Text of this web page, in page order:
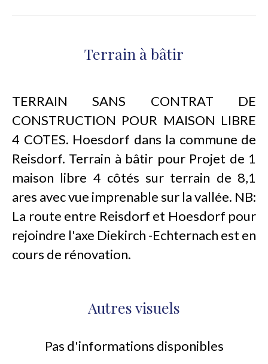
Terrain à bâtir
TERRAIN SANS CONTRAT DE
CONSTRUCTION POUR MAISON LIBRE
4 COTES. Hoesdorf dans la commune de
Reisdorf. Terrain à bâtir pour Projet de 1
maison libre 4 côtés sur terrain de 8,1
ares avec vue imprenable sur la vallée. NB:
La route entre Reisdorf et Hoesdorf pour
rejoindre l'axe Diekirch -Echternach est en
cours de rénovation.
Autres visuels
Pas d'informations disponibles